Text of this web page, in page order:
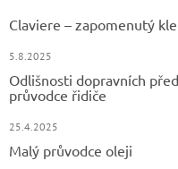
Claviere – zapomenutý
5.8.2025
Odlišnosti dopravních
průvodce řidiče
25.4.2025
Malý průvodce oleji